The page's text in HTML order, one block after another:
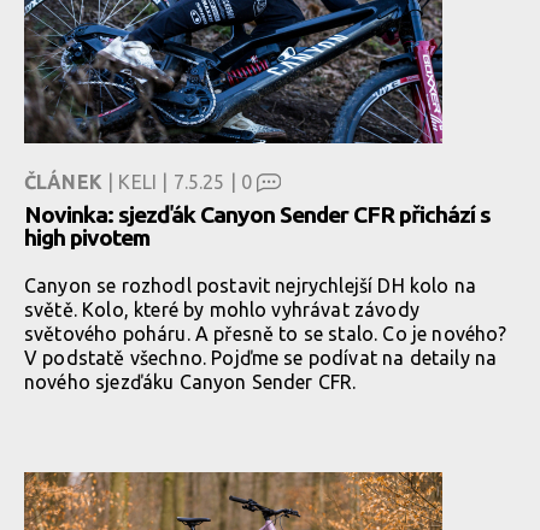
ČLÁNEK | KELI | 7.5.25 | 0
Novinka: sjezďák Canyon Sender CFR přichází s
high pivotem
Canyon se rozhodl postavit nejrychlejší DH kolo na
světě. Kolo, které by mohlo vyhrávat závody
světového poháru. A přesně to se stalo. Co je nového?
V podstatě všechno. Pojďme se podívat na detaily na
nového sjezďáku Canyon Sender CFR.